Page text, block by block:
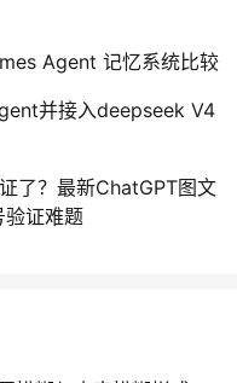
Agent 记忆系统比较
并接入deepseek V4
了？最新ChatGPT图文
证难题